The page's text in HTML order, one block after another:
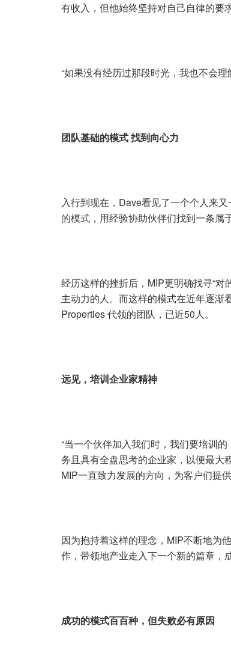
有收入，但他始终坚持对自己自律的要
“如果没有经历过那段时光，我也不会
团队基础的模式找到向心力
入行到现在，Dave看见了一个个人来
的模式，用经验协助伙伴们找到一条属
经历这样的挫折后，MIP更明确找寻“
主动力的人。而这样的模式在近年逐渐
Properties 代领的团队，已近50人。
远见，培训企业家精神
“当一个伙伴加入我们时，我们要培训
务且具有全盘思考的企业家，以便最大
MIP一直致力发展的方向，为客户们提
因为抱持着这样的理念，MIP不断地为
作，带领地产业走入下一个新的篇章，
成功的模式百百种，但失败必有原因